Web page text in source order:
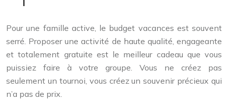
Pour une famille active, le budget vacances est souvent
serré. Proposer une activité de haute qualité, engageante
et totalement gratuite est le meilleur cadeau que vous
puissiez faire à votre groupe. Vous ne créez pas
seulement un tournoi, vous créez un souvenir précieux qui
n’a pas de prix.